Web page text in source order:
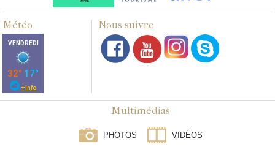
Météo Nous suivre
Multimédias
PHOTOS VIDÉOS